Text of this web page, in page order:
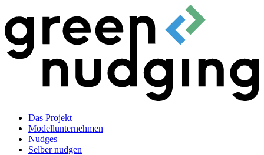
Das Projekt
Modellunternehmen
Nudges
Selber nudgen